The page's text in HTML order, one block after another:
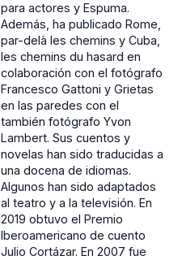
para actores y Espuma.
Además, ha publicado Rome,
par-delà les chemins y Cuba,
les chemins du hasard en
colaboración con el fotógrafo
Francesco Gattoni y Grietas
en las paredes con el
también fotógrafo Yvon
Lambert. Sus cuentos y
novelas han sido traducidas a
una docena de idiomas.
Algunos han sido adaptados
al teatro y a la televisión. En
2019 obtuvo el Premio
Iberoamericano de cuento
Julio Cortázar. En 2007 fue